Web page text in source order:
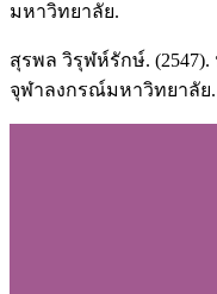
มหาวิทยาลัย.
สุรพล วิรุฬห์รักษ์.
จุฬาลงกรณ์มหาวิทยาลัย.